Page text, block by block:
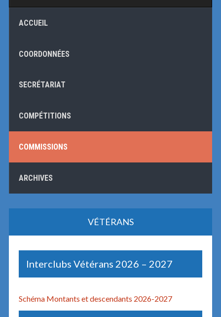
ACCUEIL
COORDONNÉES
SECRÉTARIAT
COMPÉTITIONS
COMMISSIONS
ARCHIVES
VÉTÉRANS
Interclubs Vétérans 2026 – 2027
Schéma Montants et descendants 2026-2027